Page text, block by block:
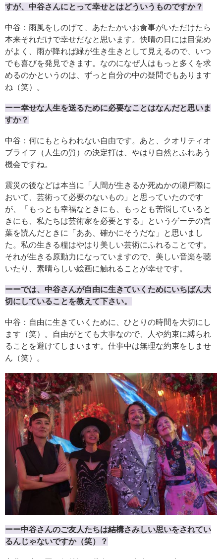
すが、中谷さんにとって幸せとはどういうものですか？
中谷：雨風をしのげて、あたたかいお食事がいただけたら
本来それだけで幸せだなと思います。快晴の日には目覚め
がよく、雨が降れば緑が生き生きとして見えるので、いつ
でも喜びを発見できます。なのになぜ人はもっと多くを求
めるのかというのは、ずっと自分の中の疑問でもあります
ね（笑）。
ーー幸せな人生を送るために必要なことはなんだと思いま
すか？
中谷：何にもとらわれない自由です。あと、クオリティオ
ブライフ（人生の質）の決定打は、やはり自然とふれあう
機会ですね。
震災の後などは本当に「人間が生きるか死ぬかの瀬戸際に
おいて、芸術って必要のないもの」と思っていたのです
が、「もっとも幸福なときにも、もっとも苦悩していると
きにも、私たちは芸術家を必要とする」というゲーテの言
葉を読んだときに「ああ、確かにそうだな」と思いまし
た。私の生きる糧はやはり美しい芸術にふれることです。
それが生きる原動力になっていますので、美しい音楽を聴
いたり、素晴らしい絵画に触れることが幸せです。
ーーでは、中谷さんが自由に生きていくためにいちばん大
切にしていることを教えて下さい。
中谷：自由に生きていくために、ひとりの時間を大切にし
ます（笑）。自由がとても大事なので、人や約束に縛られ
ることを避けてしまいます。仕事中は無理な約束をしませ
ん（笑）。
ーー中谷さんのご友人たちは結構さみしい思いをされてい
るんじゃないですか（笑）？